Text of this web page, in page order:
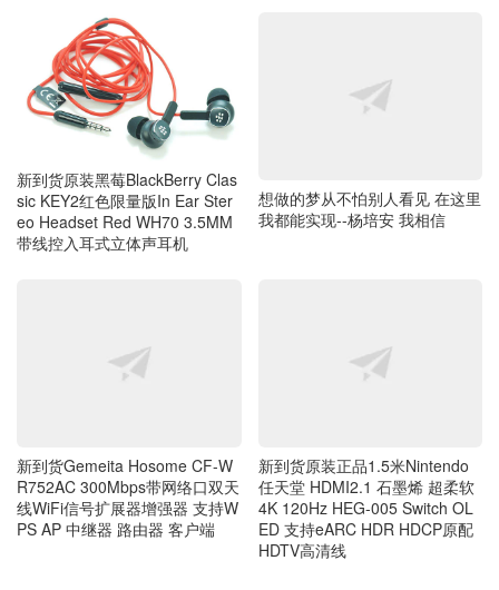
新到货原装黑莓BlackBerry Clas
sic KEY2红色限量版In Ear Ster
eo Headset Red WH70 3.5MM
带线控入耳式立体声耳机
我都能实现--杨培安 我相信
线WiFi信号扩展器增强器 支持W
PS AP 中继器 路由器 客户端
4K 120Hz HEG-005 Switch OL
ED 支持eARC HDR HDCP原配
HDTV高清线